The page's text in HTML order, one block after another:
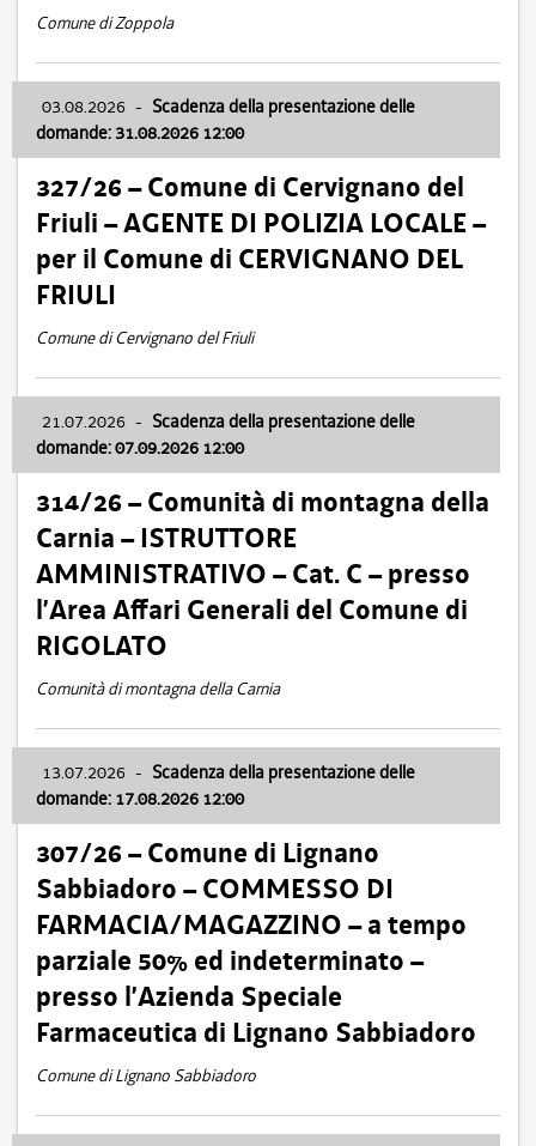
Comune di Zoppola
03.08.2026 - Scadenza della presentazione delle
domande: 31.08.2026 12:00
327/26 – Comune di Cervignano del
Friuli – AGENTE DI POLIZIA LOCALE –
per il Comune di CERVIGNANO DEL
FRIULI
Comune di Cervignano del Friuli
21.07.2026 - Scadenza della presentazione delle
domande: 07.09.2026 12:00
314/26 – Comunità di montagna della
Carnia – ISTRUTTORE
AMMINISTRATIVO – Cat. C – presso
l’Area Affari Generali del Comune di
RIGOLATO
Comunità di montagna della Carnia
13.07.2026 - Scadenza della presentazione delle
domande: 17.08.2026 12:00
307/26 – Comune di Lignano
Sabbiadoro – COMMESSO DI
FARMACIA/MAGAZZINO – a tempo
parziale 50% ed indeterminato –
presso l’Azienda Speciale
Farmaceutica di Lignano Sabbiadoro
Comune di Lignano Sabbiadoro